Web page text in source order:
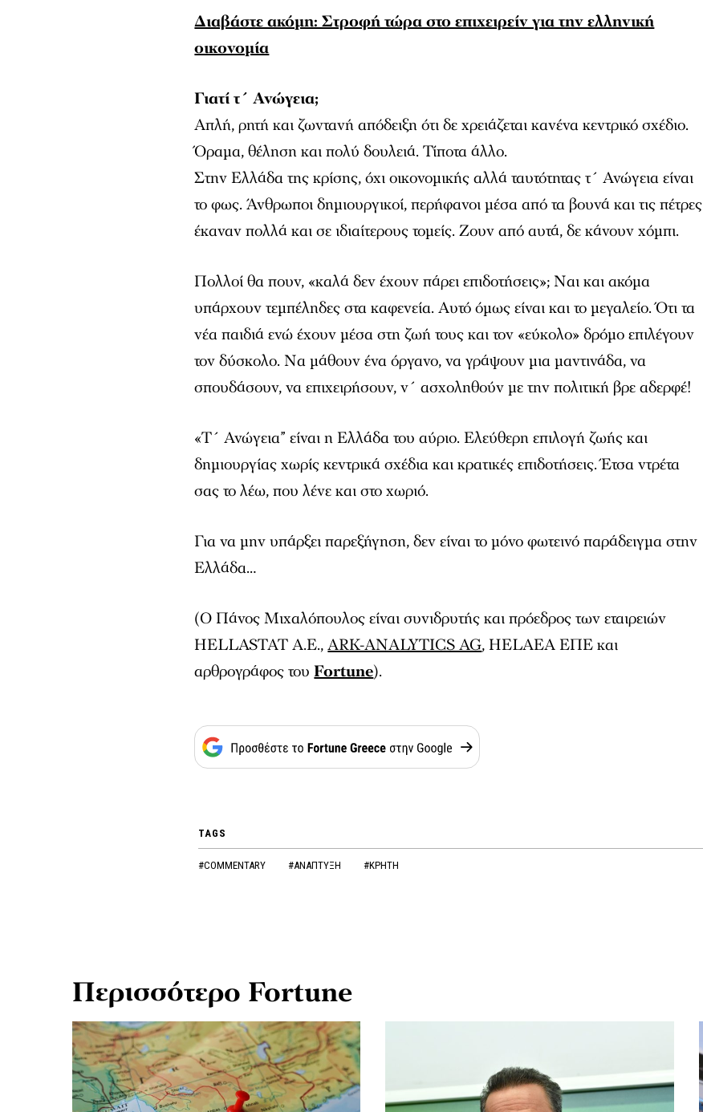
Διαβάστε ακόμη: Στροφή τώρα στο επιχειρείν για την ελληνική
οικονομία
Γιατί τ´ Ανώγεια;
Απλή, ρητή και ζωντανή απόδειξη ότι δε χρειάζεται κανένα κεντρικό σχέδιο.
Όραμα, θέληση και πολύ δουλειά. Τίποτα άλλο.
Στην Ελλάδα της κρίσης, όχι οικονομικής αλλά ταυτότητας τ´ Ανώγεια είναι
το φως. Άνθρωποι δημιουργικοί, περήφανοι μέσα από τα βουνά και τις πέτρες
έκαναν πολλά και σε ιδιαίτερους τομείς. Ζουν από αυτά, δε κάνουν χόμπι.
Πολλοί θα πουν, «καλά δεν έχουν πάρει επιδοτήσεις»; Ναι και ακόμα
υπάρχουν τεμπέληδες στα καφενεία. Αυτό όμως είναι και το μεγαλείο. Ότι τα
νέα παιδιά ενώ έχουν μέσα στη ζωή τους και τον «εύκολο» δρόμο επιλέγουν
τον δύσκολο. Να μάθουν ένα όργανο, να γράψουν μια μαντινάδα, να
σπουδάσουν, να επιχειρήσουν, ν´ ασχοληθούν με την πολιτική βρε αδερφέ!
«Τ´ Ανώγεια” είναι η Ελλάδα του αύριο. Ελεύθερη επιλογή ζωής και
δημιουργίας χωρίς κεντρικά σχέδια και κρατικές επιδοτήσεις. Έτσα ντρέτα
σας το λέω, που λένε και στο χωριό.
Για να μην υπάρξει παρεξήγηση, δεν είναι το μόνο φωτεινό παράδειγμα στην
Ελλάδα…
(Ο Πάνος Μιχαλόπουλος είναι συνιδρυτής και πρόεδρος των εταιρειών
HELLASTAT A.E.,ARK-ANALYTICS AG, HELAEA ΕΠΕ και
αρθρογράφος τουFortune).
TAGS
#COMMENTARY #ΑΝΑΠΤΥΞΗ #ΚΡΗΤΗ
Περισσότερο Fortune